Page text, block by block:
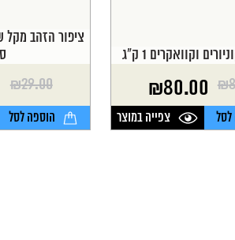
וקוואקרים 1 ק"ג
₪
₪80.00
צפייה במוצר
₪29.00
המחיר
המקורי
היה:
המחיר
הנוכחי
הוא:
הוספה לסל